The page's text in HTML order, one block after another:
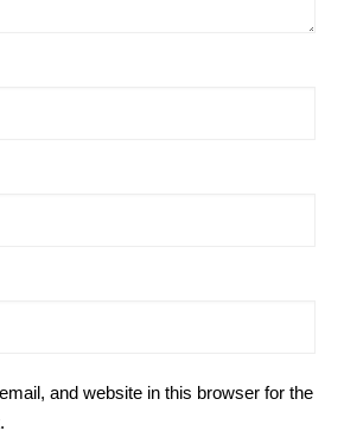
and website in this browser for the